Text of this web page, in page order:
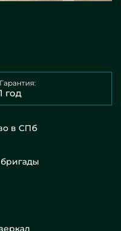
Гарантия:
1 год
в СПб